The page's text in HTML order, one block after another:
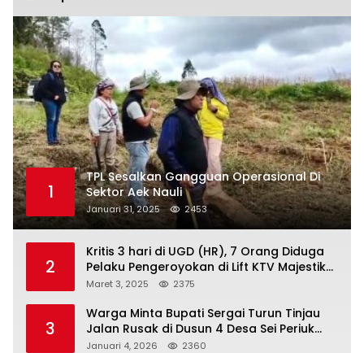
1
TPL Sesalkan Gangguan Operasional Di
Sektor Aek Nauli
Januari 31, 2025 2453
2
Kritis 3 hari di UGD (HR), 7 Orang Diduga
Pelaku Pengeroyokan di Lift KTV Majestik
Melenggang Bebas, Kantor Hukum JAP
Tanjungpinang
Maret 3, 2025 2375
3
Warga Minta Bupati Sergai Turun Tinjau
Jalan Rusak di Dusun 4 Desa Sei Periuk
Serdang Bedagai
Januari 4, 2026 2360